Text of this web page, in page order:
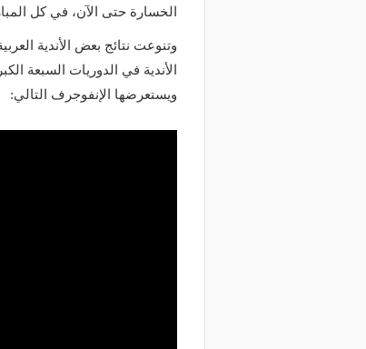
الخسارة حتى الآن، في كل
وتنوعت نتائج بعض الأندية
الأندية في الدوريات السبعة
ويستعرضها الإنفوجرف التالي: